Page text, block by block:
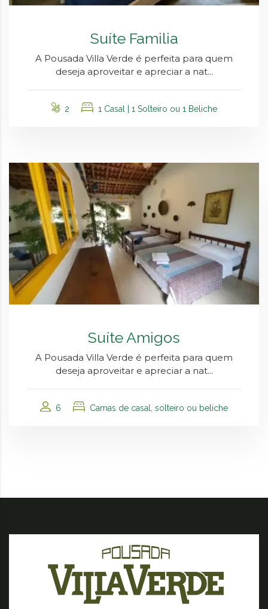
Suíte Familia
A Pousada Villa Verde é perfeita para quem
deseja aproveitar e apreciar a nat...
2 1 Casal | 1 Solteiro ou 1 Beliche
Suíte Amigos
A Pousada Villa Verde é perfeita para quem
deseja aproveitar e apreciar a nat...
6 Camas de casal, solteiro ou beliche